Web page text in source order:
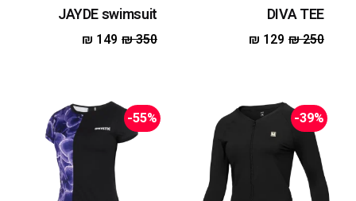
DIVA TEE
₪250
₪ 129
JAYDE swimsuit
₪350
₪ 149
-39%
-55%